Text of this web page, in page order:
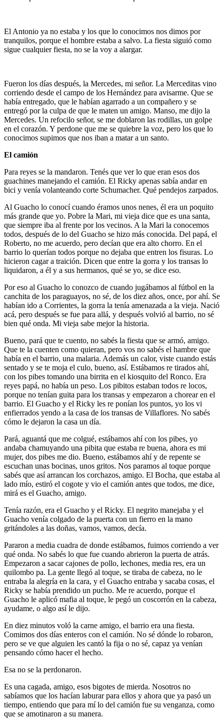
El Antonio ya no estaba y los que lo conocimos nos dimos por
tranquilos, porque el hombre estaba a salvo. La fiesta siguió como
sigue cualquier fiesta, no se la voy a alargar.
Fueron los días después, la Mercedes, mi señor. La Merceditas vino
corriendo desde el campo de los Hernández para avisarme. Que se
había entregado, que le habían agarrado a un compañero y se
entregó por la culpa de que le maten un amigo. Manso, me dijo la
Mercedes. Un refocilo señor, se me doblaron las rodillas, un golpe
en el corazón. Y perdone que me se quiebre la voz, pero los que lo
conocimos supimos que nos iban a matar a un santo.
El camión
Para reyes se la mandaron. Tenés que ver lo que eran esos dos
guachines manejando el camión. El Ricky apenas sabía andar en
bici y venía volanteando corte Schumacher. Qué pendejos zarpados.
Al Guacho lo conocí cuando éramos unos nenes, él era un poquito
más grande que yo. Pobre la Mari, mi vieja dice que es una santa,
que siempre iba al frente por los vecinos. A la Mari la conocemos
todos, después de lo del Guacho se hizo más conocida. Del papá, el
Roberto, no me acuerdo, pero decían que era alto chorro. En el
barrio lo querían todos porque no dejaba que entren los fisuras. Lo
hicieron cagar a traición. Dicen que entre la gorra y los transas lo
liquidaron, a él y a sus hermanos, qué se yo, se dice eso.
Por eso al Guacho lo conozco de cuando jugábamos al fútbol en la
canchita de los paraguayos, no sé, de los diez años, once, por ahí. Se
habían ido a Corrientes, la gorra la tenía amenazada a la vieja. Nació
acá, pero después se fue para allá, y después volvió al barrio, no sé
bien qué onda. Mi vieja sabe mejor la historia.
Bueno, pará que te cuento, no sabés la fiesta que se armó, amigo.
Que te la cuenten como quieran, pero vos no sabés el hambre que
había en el barrio, una malaria. Además un calor, viste cuando estás
sentado y se te moja el culo, bueno, así. Estábamos re tirados ahí,
con los pibes tomando una birrita en el kiosquito del Ronco. Era
reyes papá, no había un peso. Los pibitos estaban todos re locos,
porque no tenían guita para los transas y empezaron a chorear en el
barrio. El Guacho y el Ricky les re ponían los puntos, yo los vi
enfierrados yendo a la casa de los transas de Villaflores. No sabés
cómo le dejaron la casa un día.
Pará, aguantá que me colgué, estábamos ahí con los pibes, yo
andaba chamuyando una pibita que estaba re buena, ahora es mi
mujer, dos pibes me dio. Bueno, estábamos ahí y de repente se
escuchan unas bocinas, unos gritos. Nos paramos al toque porque
sabés que así arrancan los corchazos, amigo. El Bocha, que estaba al
lado mío, estiró el cogote y vio el camión antes que todos, me dice,
mirá es el Guacho, amigo.
Tenía razón, era el Guacho y el Ricky. El negrito manejaba y el
Guacho venía colgado de la puerta con un fierro en la mano
gritándoles a las doñas, vamos, vamos, decía.
Pararon a media cuadra de donde estábamos, fuimos corriendo a ver
qué onda. No sabés lo que fue cuando abrieron la puerta de atrás.
Empezaron a sacar cajones de pollo, lechones, media res, era un
quilombo pa. La gente llegó al toque, se tiraba de cabeza, no le
entraba la alegría en la cara, y el Guacho entraba y sacaba cosas, el
Ricky se había prendido un pucho. Me re acuerdo, porque el
Guacho le aplicó mafia al toque, le pegó un coscorrón en la cabeza,
ayudame, o algo así le dijo.
En diez minutos voló la carne amigo, el barrio era una fiesta.
Comimos dos días enteros con el camión. No sé dónde lo robaron,
pero se ve que alguien les cantó la fija o no sé, capaz ya venían
pensando cómo hacer el hecho.
Esa no se la perdonaron.
Es una cagada, amigo, esos bigotes de mierda. Nosotros no
sabíamos que los hacían laburar para ellos y ahora que ya pasó un
tiempo, entiendo que para mí lo del camión fue su venganza, como
que se amotinaron a su manera.